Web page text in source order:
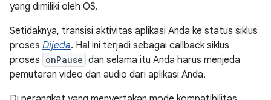
yang dimiliki oleh OS.
Setidaknya, transisi aktivitas aplikasi Anda ke status siklus
proses Dijeda. Hal ini terjadi sebagai callback siklus
proses onPause dan selama itu Anda harus menjeda
pemutaran video dan audio dari aplikasi Anda.